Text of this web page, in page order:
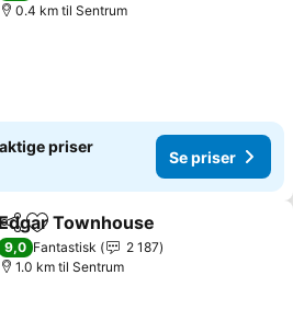
0.4 km til Sentrum
priser
Se priser
Del Legg til i favoritter
Edgar Townhouse
9,0 Fantastisk
2 187
1.0 km til Sentrum